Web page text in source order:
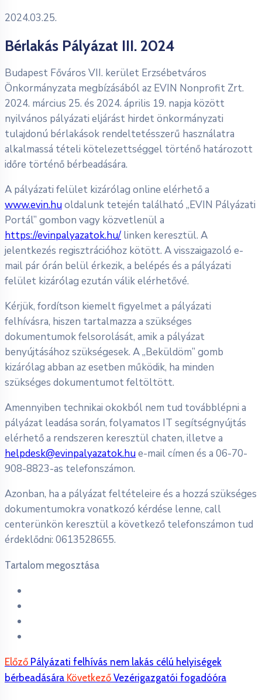
2024.03.25.
Bérlakás Pályázat III. 2024
Budapest Főváros VII. kerület Erzsébetváros
Önkormányzata megbízásából az EVIN Nonprofit Zrt.
2024. március 25. és 2024. április 19. napja között
nyilvános pályázati eljárást hirdet önkormányzati
tulajdonú bérlakások rendeltetésszerű használatra
alkalmassá tételi kötelezettséggel történő határozott
időre történő bérbeadására.
A pályázati felület kizárólag online elérhető a
www.evin.huoldalunk tetején található „EVIN Pályázati
Portál” gombon vagy közvetlenül a
https://evinpalyazatok.hu/ linken keresztül. A
jelentkezés regisztrációhoz kötött. A visszaigazoló e-
mail pár órán belül érkezik, a belépés és a pályázati
felület kizárólag ezután válik elérhetővé.
Kérjük, fordítson kiemelt figyelmet a pályázati
felhívásra, hiszen tartalmazza a szükséges
dokumentumok felsorolását, amik a pályázat
benyújtásához szükségesek. A „Beküldöm” gomb
kizárólag abban az esetben működik, ha minden
szükséges dokumentumot feltöltött.
Amennyiben technikai okokból nem tud továbblépni a
pályázat leadása során, folyamatos IT segítségnyújtás
elérhető a rendszeren keresztül chaten, illetve a
helpdesk@evinpalyazatok.hue-mail címen és a 06-70-
908-8823-as telefonszámon.
Azonban, ha a pályázat feltételeire és a hozzá szükséges
dokumentumokra vonatkozó kérdése lenne, call
centerünkön keresztül a következő telefonszámon tud
érdeklődni: 0613528655.
Tartalom megosztása
Előző Pályázati felhívás nem lakás célú helyiségek
bérbeadására Következő Vezérigazgatói fogadóóra